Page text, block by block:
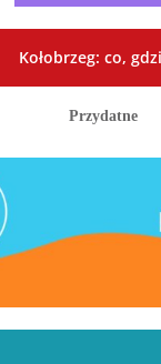
Kołobrzeg: co,
Przydatne